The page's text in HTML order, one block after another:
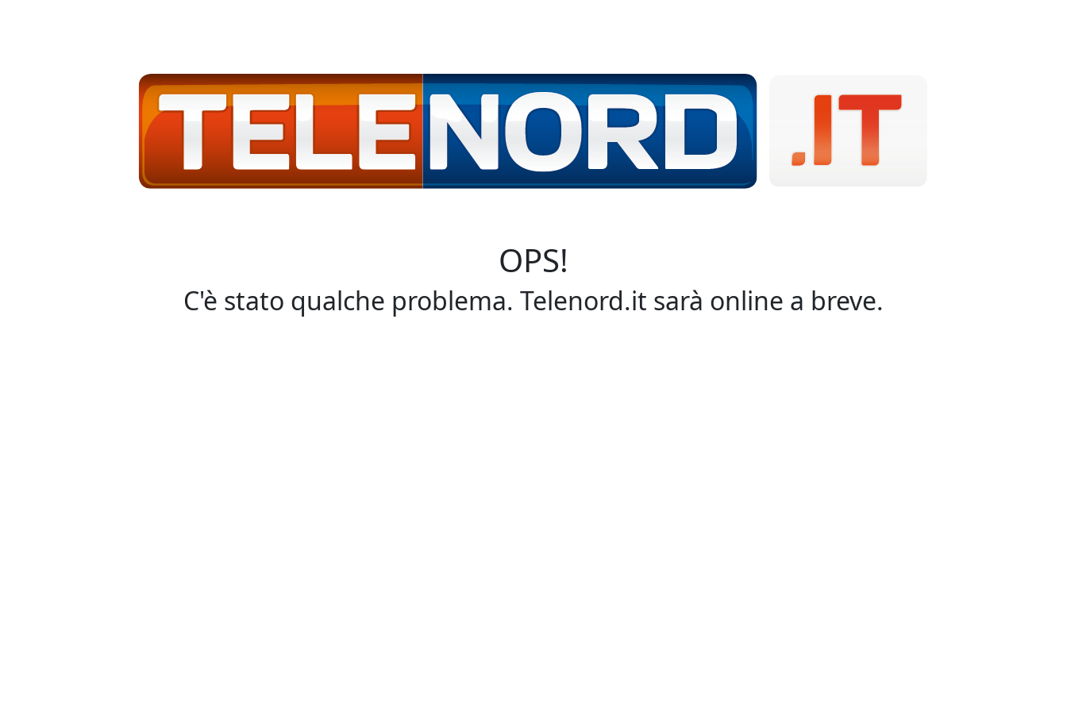
OPS!
C'è stato qualche problema. Telenord.it sarà online a breve.